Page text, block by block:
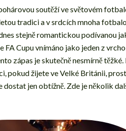
soutěží ve světovém
tradici a v srdcích mnoha
stejně romantickou podívanou
Cupu vnímáno jako jeden z
zápas je skutečně nesmírně
pokud žijete ve Velké Británii,
dostat jen obtížně. Zde je několik